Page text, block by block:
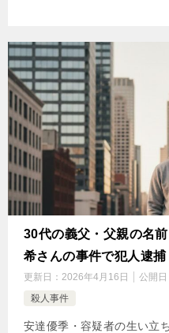
30代の義父・父親の名
希さんの事件で犯人逮
更新日： 2026年4月16日 公開日
殺人事件
安達優季・容疑者の生い立